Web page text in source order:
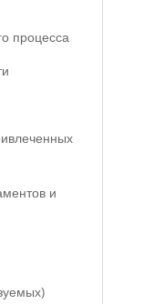
процесса
и